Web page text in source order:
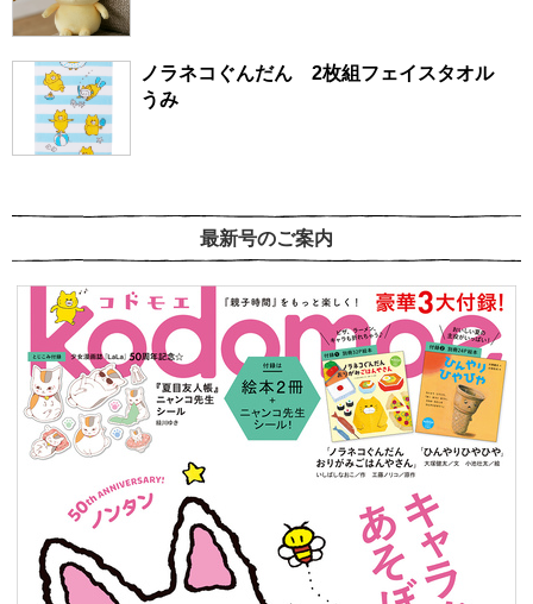
ノラネコぐんだん 2枚組フェイスタオル
うみ
最新号のご案内